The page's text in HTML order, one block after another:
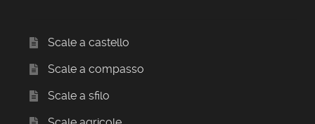
Scale a castello
Scale a compasso
Scale a sfilo